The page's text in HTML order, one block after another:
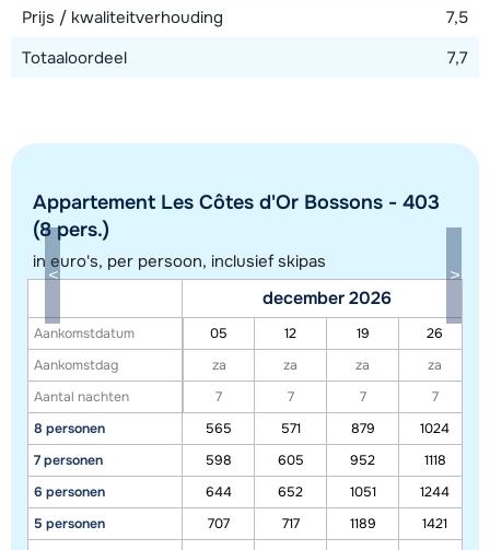
Toon alle accommodaties in dit gebied
exacte locatie kan enigszins afwijken.
Prijs / kwaliteitverhouding
7,5
Totaaloordeel
7,7
Appartement Les Côtes d'Or Bossons - 403
(8 pers.)
in euro's, per persoon, inclusief skipas
Aankomstdatum
Aankomstdag
Aantal nachten
8 personen
7 personen
6 personen
5 personen
december 2026
05 12 19
26
za
za za
za
7
7 7
7
565
571 879
1024
598
605 952
1118
644
652 1051
1244
707
717 1189
1421